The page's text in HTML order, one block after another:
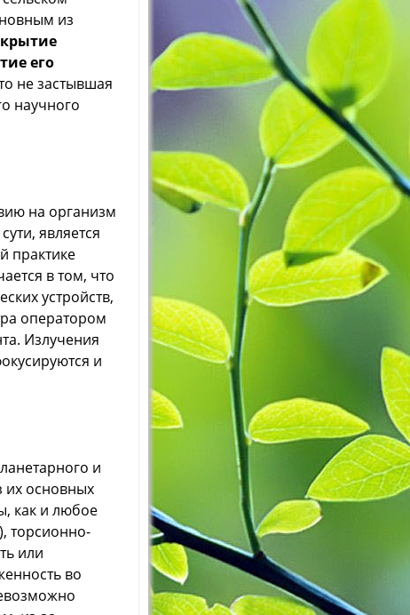
из
его
не застывшая
научного
на организм
является
практике
в том, что
устройств,
оператором
Излучения
и
и
их основных
как и любое
торсионно-
или
во